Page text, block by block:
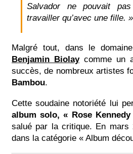
Salvador ne pouvait
travailler qu’avec une fille.
Malgré tout, dans le
Benjamin Biolaycomme un
succès, de nombreux artistes
Bambou.
Cette soudaine notoriété lui
album solo, « Rose Kennedy
salué par la critique. En
dans la catégorie « Album